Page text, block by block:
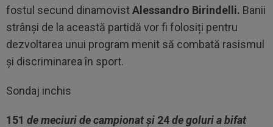
fostul secund dinamovistAlessandro Birindelli. Banii
strânși de la această partidă vor fi folosiți pentru
dezvoltarea unui program menit să combată rasismul
și discriminarea în sport.
Sondaj inchis
151 de meciuri de campionat și 24de goluri a bifat